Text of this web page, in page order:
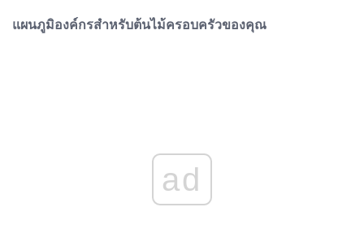
แผนภูมิองค์กรสำหรับต้นไม้ครอบครัวของคุณ
ad